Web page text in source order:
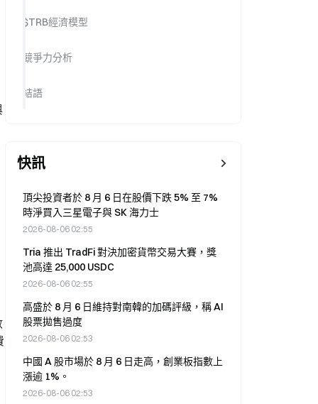
$TRB經濟模型
競爭力分析
結語
快訊
頂尖投資者於 8 月 6 日在股價下跌 5% 至 7%
時淨買入三星電子與 SK 海力士
2026-08-06 02:55
Tria 推出 TradFi 對決加密貨幣交易大賽，獎
池高達 25,000 USDC
2026-08-06 02:55
高盛於 8 月 6 日維持對南韓的加碼評級，稱 AI
股票拋售過度
2026-08-06 02:53
中國 A 股市場於 8 月 6 日走高，創業板指數上
漲逾 1%。
2026-08-06 02:53